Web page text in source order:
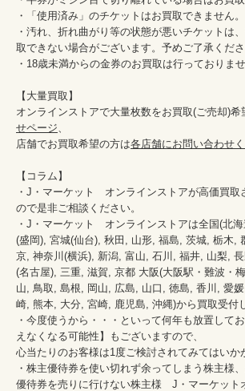
・「使用済み」のチケットはお買取できません。
・汚れ、折れ曲がり等の状態が悪いチケットは
取できない場合がございます。予めご了承くださ
・18歳未満からの金券のお買取は行っておりませ
【大量買取】
オンラインストアで大量枚数をお買取(ご売却)希
せページ
店舗でお買取希望の方は各店舗にお問い合わせく
【コラム】
・J・マーケット　オンラインストアが高価買取
ので是非ご相談ください。
・J・マーケット　オンラインストアは全国(北
(盛岡), 宮城(仙台), 秋田, 山形, 福島, 茨城, 栃木,
京, 神奈川(横浜), 新潟, 富山, 石川, 福井, 山梨,
(名古屋), 三重, 滋賀, 京都 大阪(大阪駅・難波・
山, 鳥取, 島根, 岡山, 広島, 山口, 徳島, 香川, 愛
崎, 熊本, 大分, 宮崎, 鹿児島, 沖縄)から買取受付
・今度使うから・・・といって何年も放置して
えなくなる可能性】もございますので、
心当たりのお客様は1度ご検討されてみてはいか
・株主優待券を使い切れず余ってしまう株主様
優待券を売りに行けない株主様　J・マーケット